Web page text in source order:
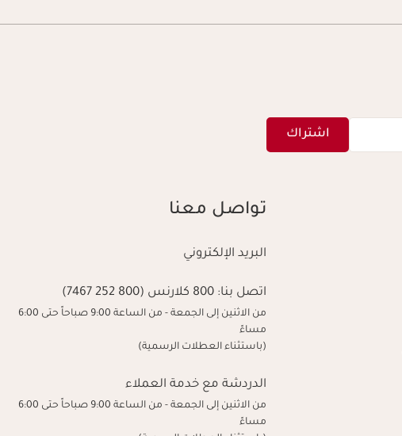
اشتراك
تواصل معنا
البريد الإلكتروني
اتصل بنا: 800 كلارنس (800 252 7467)
من الاثنين إلى الجمعة - من الساعة 9:00 صباحاً حتى 6:00
مساءً
(باستثناء العطلات الرسمية)
الدردشة مع خدمة العملاء
من الاثنين إلى الجمعة - من الساعة 9:00 صباحاً حتى 6:00
مساءً